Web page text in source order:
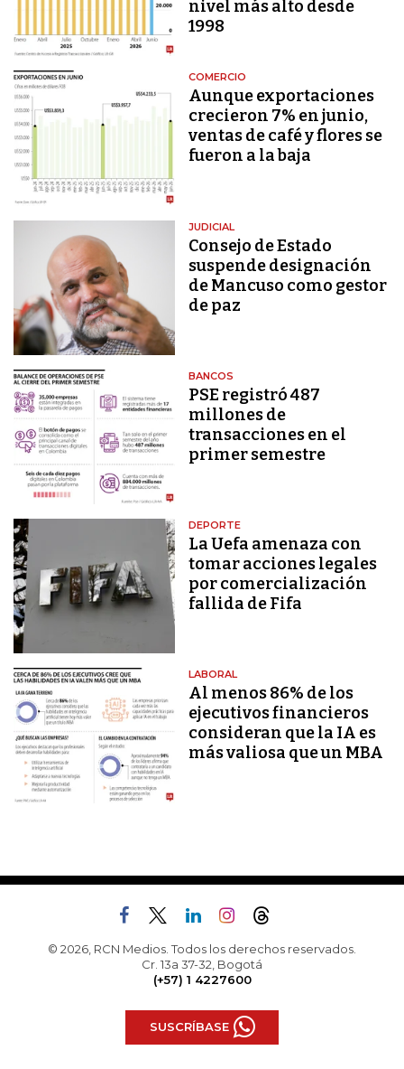
nivel más alto desde
1998
COMERCIO
Aunque exportaciones
crecieron 7% en junio,
ventas de café y flores se
fueron a la baja
JUDICIAL
Consejo de Estado
suspende designación
de Mancuso como gestor
de paz
BANCOS
PSE registró 487
millones de
transacciones en el
primer semestre
DEPORTE
La Uefa amenaza con
tomar acciones legales
por comercialización
fallida de Fifa
LABORAL
Al menos 86% de los
ejecutivos financieros
consideran que la IA es
más valiosa que un MBA
© 2026, RCN Medios. Todos los derechos reservados.
Cr. 13a 37-32, Bogotá
(+57) 1 4227600
SUSCRÍBASE